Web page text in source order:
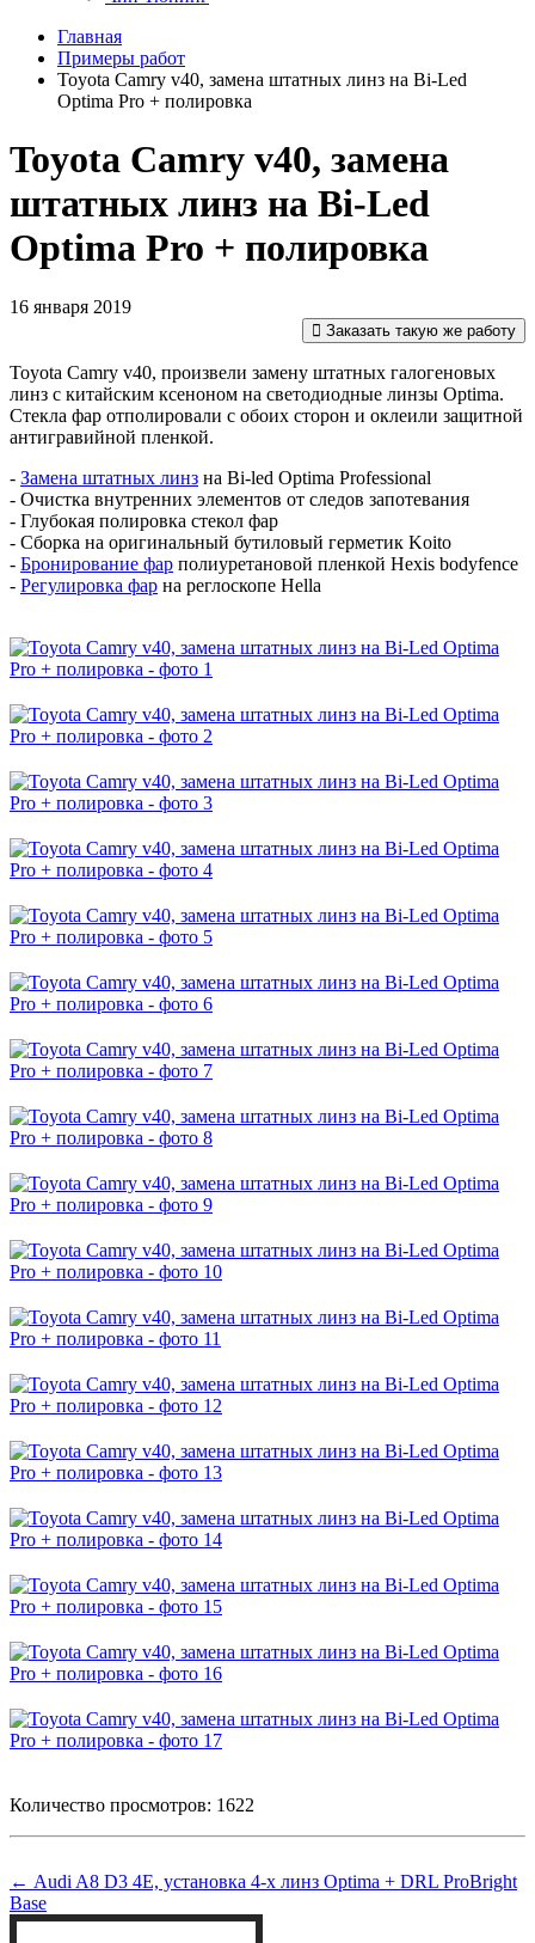
Главная
Примеры работ
Toyota Camry v40, замена штатных линз на Bi-Led
Optima Pro + полировка
Toyota Camry v40, замена
штатных линз на Bi-Led
Optima Pro + полировка
16 января 2019
Заказать такую же работу
Toyota Camry v40, произвели замену штатных галогеновых
линз с китайским ксеноном на светодиодные линзы Optima.
Стекла фар отполировали с обоих сторон и оклеили защитной
антигравийной пленкой.
- Замена штатных линз на Bi-led Optima Professional
- Очистка внутренних элементов от следов запотевания
- Глубокая полировка стекол фар
- Сборка на оригинальный бутиловый герметик Koito
- Бронирование фар полиуретановой пленкой Hexis bodyfence
- Регулировка фар на реглоскопе Hella
Количество просмотров: 1622
← Audi A8 D3 4E, установка 4-х линз Optima + DRL ProBright
Base